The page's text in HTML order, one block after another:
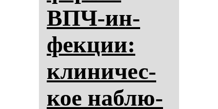
ВПЧ-ин­
фек­ции:
кли­ни­чес­
кое наб­лю­